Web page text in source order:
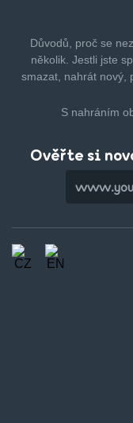
Důvodů, proč se
několik. Jestli jste
smazat, nahrát nový,
S nahráním
Ověřte si